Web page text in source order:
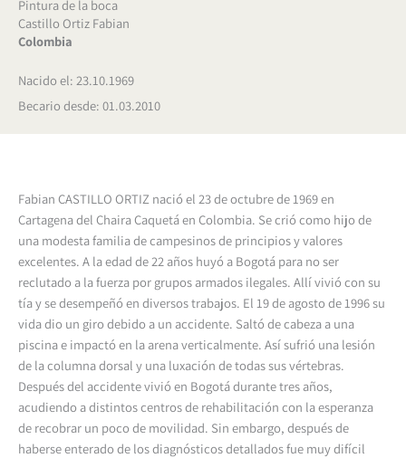
Pintura de la boca
Castillo Ortiz Fabian
Colombia
Nacido el: 23.10.1969
Becario desde: 01.03.2010
Fabian CASTILLO ORTIZ nació el 23 de octubre de 1969 en
Cartagena del Chaira Caquetá en Colombia. Se crió como hijo de
una modesta familia de campesinos de principios y valores
excelentes. A la edad de 22 años huyó a Bogotá para no ser
reclutado a la fuerza por grupos armados ilegales. Allí vivió con su
tía y se desempeñó en diversos trabajos. El 19 de agosto de 1996 su
vida dio un giro debido a un accidente. Saltó de cabeza a una
piscina e impactó en la arena verticalmente. Así sufrió una lesión
de la columna dorsal y una luxación de todas sus vértebras.
Después del accidente vivió en Bogotá durante tres años,
acudiendo a distintos centros de rehabilitación con la esperanza
de recobrar un poco de movilidad. Sin embargo, después de
haberse enterado de los diagnósticos detallados fue muy difícil